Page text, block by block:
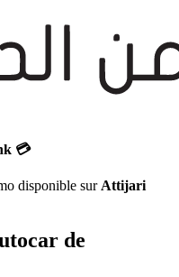
💳
disponible sur Attijari
de